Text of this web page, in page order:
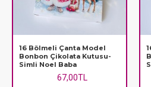
16 Bölmeli Çanta Model
Bonbon Çikolata Kutusu-
Simli Noel Baba
67,00TL